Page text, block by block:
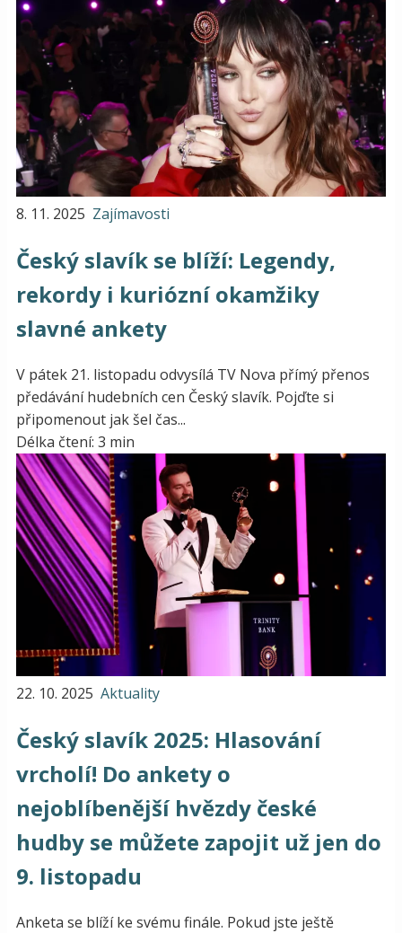
8. 11. 2025 Zajímavosti
Český slavík se blíží: Legendy,
rekordy i kuriózní okamžiky
slavné ankety
V pátek 21. listopadu odvysílá TV Nova přímý přenos
předávání hudebních cen Český slavík. Pojďte si
připomenout jak šel čas...
Délka čtení: 3 min
22. 10. 2025 Aktuality
Český slavík 2025: Hlasování
vrcholí! Do ankety o
nejoblíbenější hvězdy české
hudby se můžete zapojit už jen do
9. listopadu
Anketa se blíží ke svému finále. Pokud jste ještě